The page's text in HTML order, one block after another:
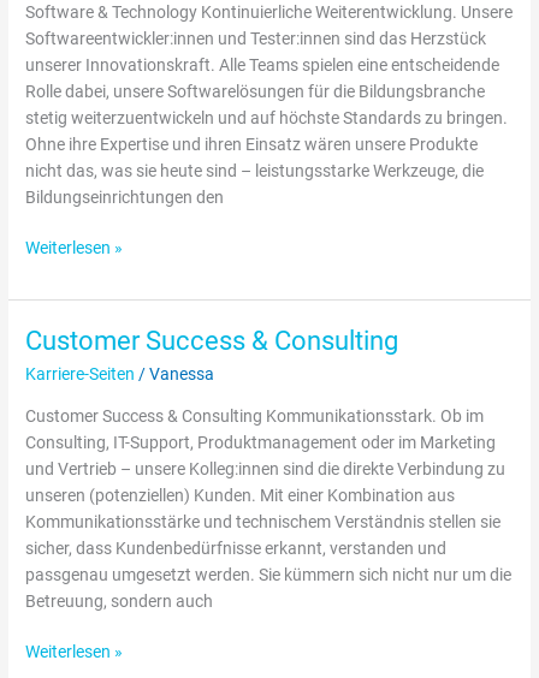
Software & Technology Kontinuierliche Weiterentwicklung. Unsere
Softwareentwickler:innen und Tester:innen sind das Herzstück
unserer Innovationskraft. Alle Teams spielen eine entscheidende
Rolle dabei, unsere Softwarelösungen für die Bildungsbranche
stetig weiterzuentwickeln und auf höchste Standards zu bringen.
Ohne ihre Expertise und ihren Einsatz wären unsere Produkte
nicht das, was sie heute sind – leistungsstarke Werkzeuge, die
Bildungseinrichtungen den
Weiterlesen »
Customer Success & Consulting
Karriere-Seiten /Vanessa
Customer Success & Consulting Kommunikationsstark. Ob im
Consulting, IT-Support, Produktmanagement oder im Marketing
und Vertrieb – unsere Kolleg:innen sind die direkte Verbindung zu
unseren (potenziellen) Kunden. Mit einer Kombination aus
Kommunikationsstärke und technischem Verständnis stellen sie
sicher, dass Kundenbedürfnisse erkannt, verstanden und
passgenau umgesetzt werden. Sie kümmern sich nicht nur um die
Betreuung, sondern auch
Customer
Success
Consulting
Weiterlesen »